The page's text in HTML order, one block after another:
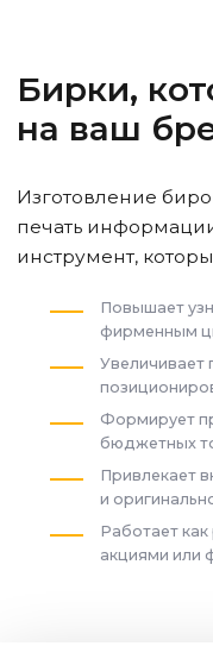
Бирки,
на ваш
Изготовление
печать
инструмент,
Повышает
фирменным
Увеличивает
Формирует
бюджетных
Привлекает
и
Работает
акциями или